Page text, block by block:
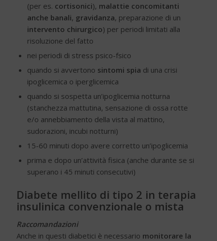
(per es. cortisonici), malattie concomitanti
anche banali, gravidanza, preparazione di un
intervento chirurgico) per periodi limitati alla
risoluzione del fatto
nei periodi di stress psico-fsico
quando si avvertono sintomi spia di una crisi
ipoglicemica o iperglicemica
quando si sospetta un’ipoglicemia notturna
(stanchezza mattutina, sensazione di ossa rotte
e/o annebbiamento della vista al mattino,
sudorazioni, incubi notturni)
15-60 minuti dopo avere corretto un’ipoglicemia
prima e dopo un’attività fisica (anche durante se si
superano i 45 minuti consecutivi)
Diabete mellito di tipo 2 in terapia
insulinica convenzionale o mista
Raccomandazioni
Anche in questi diabetici è necessario monitorare la